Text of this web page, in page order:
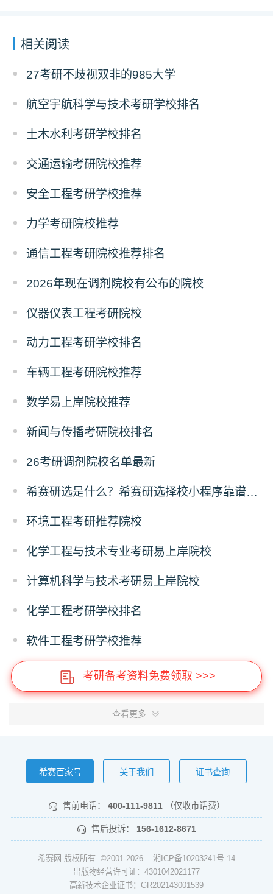
相关阅读
27考研不歧视双非的985大学
航空宇航科学与技术考研学校排名
土木水利考研学校排名
交通运输考研院校推荐
安全工程考研学校推荐
力学考研院校推荐
通信工程考研院校推荐排名
2026年现在调剂院校有公布的院校
仪器仪表工程考研院校
动力工程考研学校排名
车辆工程考研院校推荐
数学易上岸院校推荐
新闻与传播考研院校排名
26考研调剂院校名单最新
希赛研选是什么？希赛研选择校小程序靠谱吗？
环境工程考研推荐院校
化学工程与技术专业考研易上岸院校
计算机科学与技术考研易上岸院校
化学工程考研学校排名
软件工程考研学校推荐
考研备考资料免费领取 >>>
查看更多
希赛百家号 关于我们 证书查询
售前电话： 400-111-9811 （仅收市话费）
售后投诉： 156-1612-8671
希赛网 版权所有 ©2001-2026 湘ICP备10203241号-14
出版物经营许可证：4301042021177
高新技术企业证书：GR202143001539